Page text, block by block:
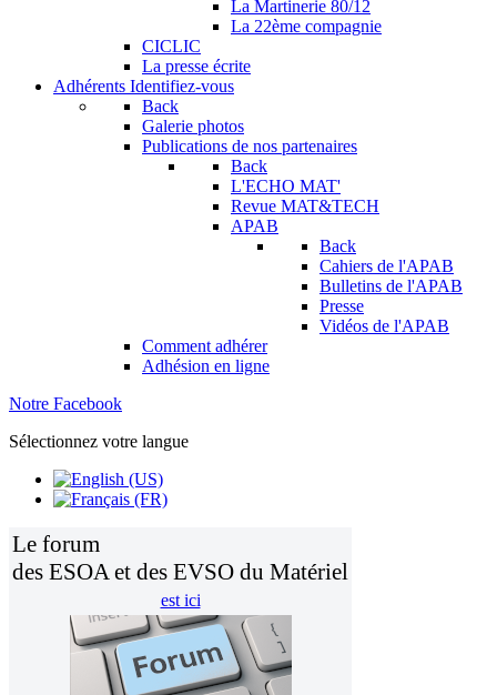
La Martinerie 80/12
La 22ème compagnie
CICLIC
La presse écrite
Adhérents Identifiez-vous
Back
Galerie photos
Publications de nos partenaires
Back
L'ECHO MAT'
Revue MAT&TECH
APAB
Back
Cahiers de l'APAB
Bulletins de l'APAB
Presse
Vidéos de l'APAB
Comment adhérer
Adhésion en ligne
Notre Facebook
Sélectionnez votre langue
Le forum
des ESOA et des EVSO du Matériel
est ici